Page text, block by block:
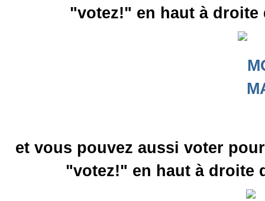
"votez!" en haut à
et vous pouvez aussi voter
"votez!" en haut à droite